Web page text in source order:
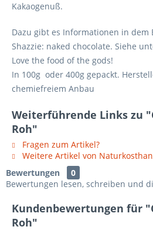
Kakaogenuß.
Dazu gibt es Informationen in dem
Shazzie: naked chocolate. Siehe
Love the food of the gods!
In 100g oder 400g gepackt.
chemiefreiem Anbau
Weiterführende Links zu
Roh"
Fragen zum Artikel?
Weitere Artikel von
Bewertungen
0
Bewertungen lesen, schreiben und
Kundenbewertungen für
Roh"